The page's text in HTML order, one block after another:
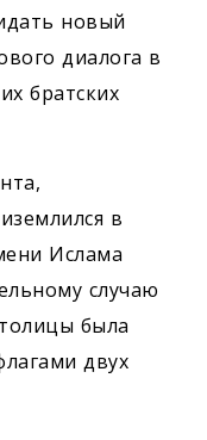
новый
диалога в
братских
в
Ислама
случаю
была
двух